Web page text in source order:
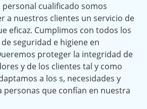
cualificado somos
a nuestros clientes un servicio de
eficaz. Cumplimos con todos los
seguridad e higiene en
proteger la integridad de
y de los clientes tal y como
a los s, necesidades y
personas que confían en nuestra